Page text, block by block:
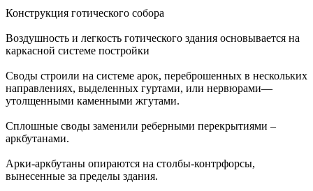
Конструкция готического собора
Воздушность и легкость готического здания основывается на
каркасной системе постройки
Своды строили на системе арок, переброшенных в нескольких
направлениях, выделенных гуртами, или нервюрами—
утолщенными каменными жгутами.
Сплошные своды заменили реберными перекрытиями –
аркбутанами.
Арки-аркбутаны опираются на столбы-контрфорсы,
вынесенные за пределы здания.